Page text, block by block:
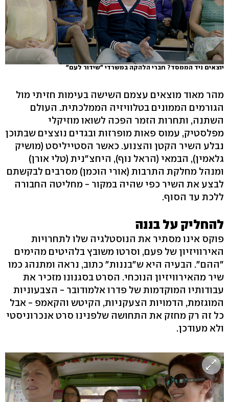
יוצאים ניד הממסד? חברי הלהקה במשרדי "שידור לעם"
מהר מאוד מוצאים עצמם השישה בעימות חזיתי מול
הגורמים הממונים בטלוויזיה הממלכתית. העולם
השתנה, ותחרות הזמר הפכה לשואו מוזיקלי
מפלסטיק, עמוס פאות מופרזות ובגדים נוצצים שבתוכן
נבלע השיר הקטן והצנוע. כאשר הסטייליסט (מושיק
גלאמין), הבמאי (הראל נוף), היחצ"נית (טלי אורן)
ומנהל מחלקת התרבות (אורי הוכמן) מסרבים לבקשתם
לבצע את השיר כפי שהיה במקור - מחליטה החבורה
ללכת עד הסוף.
להחליק על בננה
פוקס אינו מסתיר את הנוסטלגיה שלו לתחרויות
האירוויזיון של פעם, וסרטו משובץ בלהיטים מהימים
"ההם". הבעיה היא ש"בננות" כתוב, נראה ומתנהג כמו
שיר מהאירוויזיון הנוכחי. הסרט בסגנונו מזכיר את
עבודותיו המוקדמות של פדרו אלמודובר - הצבעוניות
המוגזמת, הדמויות הצעקניות, הקיטש והקאמפ - אבל
כל זה רק מחזק את התחושה שלפנינו סרט אנכרוניסטי
ולא מעודכן.